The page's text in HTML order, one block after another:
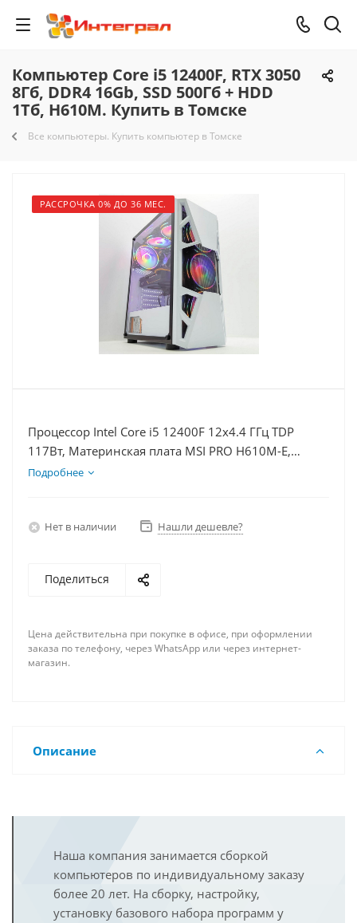
Компьютер Core i5 12400F, RTX 3050
8Гб, DDR4 16Gb, SSD 500Гб + HDD
1Тб, H610M. Купить в Томске
Все компьютеры. Купить компьютер в Томске
РАССРОЧКА 0% ДО 36 МЕС.
Процессор Intel Core i5 12400F 12x4.4 ГГц TDP
117Вт, Материнская плата MSI PRO H610M-E,
Видеокарта RTX 3050 8Гб, Память DDR4 16Gb,
Подробнее
Нет в наличии Нашли дешевле?
Поделиться
Цена действительна при покупке в офисе, при оформлении
заказа по телефону, через WhatsApp или через интернет-
магазин.
Описание
Наша компания занимается сборкой
компьютеров по индивидуальному заказу
более 20 лет. На сборку, настройку,
установку базового набора программ у